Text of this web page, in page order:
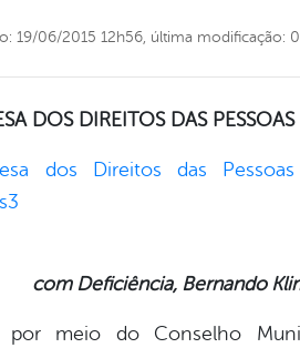
19/06/2015 12h56, última modificação:
DOS DIREITOS DAS
com Deficiência, Bernando
por meio do Conselho